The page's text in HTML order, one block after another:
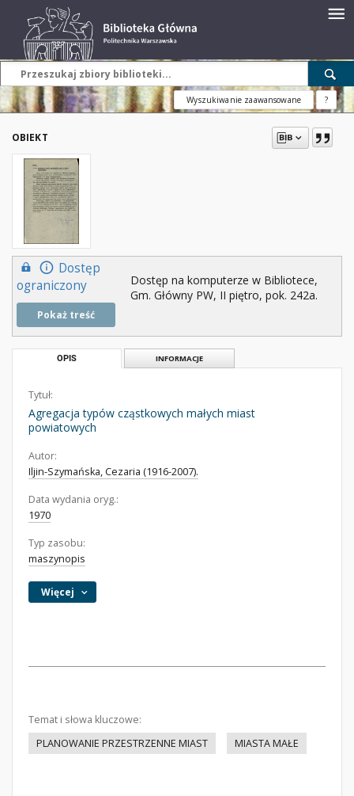
Wyszukiwanie zaawansowane ?
OBIEKT
Dostęp
ograniczony
Pokaż treść
Dostęp na komputerze w Bibliotece,
Gm. Główny PW, II piętro, pok. 242a.
OPIS INFORMACJE
Tytuł:
Agregacja typów cząstkowych małych miast
powiatowych
Autor:
Iljin-Szymańska, Cezaria (1916-2007).
Data wydania oryg.:
1970
Typ zasobu:
maszynopis
Więcej
Temat i słowa kluczowe:
PLANOWANIE PRZESTRZENNE MIAST
MIASTA MAŁE